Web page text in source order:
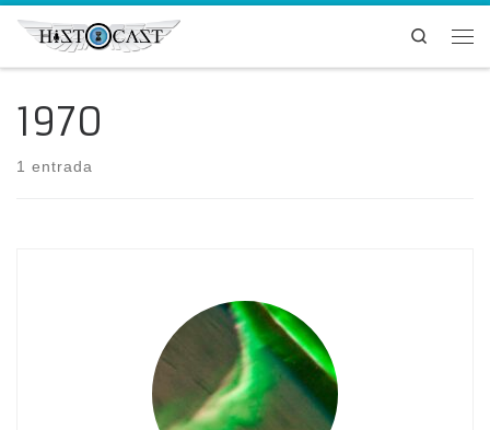
Saltar al contenido
Search
1970
1 entrada